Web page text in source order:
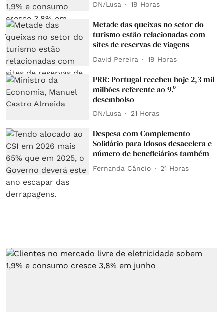
DN/Lusa 19 Horas
Metade das queixas no setor do
turismo estão relacionadas com
sites de reservas de viagens
David Pereira 19 Horas
PRR: Portugal recebeu hoje 2,3 mil
milhões referente ao 9.º
desembolso
DN/Lusa 21 Horas
Despesa com Complemento
Solidário para Idosos desacelera e
número de beneficiários também
Fernanda Câncio 21 Horas